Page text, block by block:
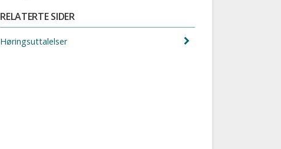
RELATERTE SIDER
Høringsuttalelser